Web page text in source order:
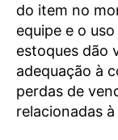
do item no
equipe e o
estoques dão
adequação à
perdas de
relacionadas